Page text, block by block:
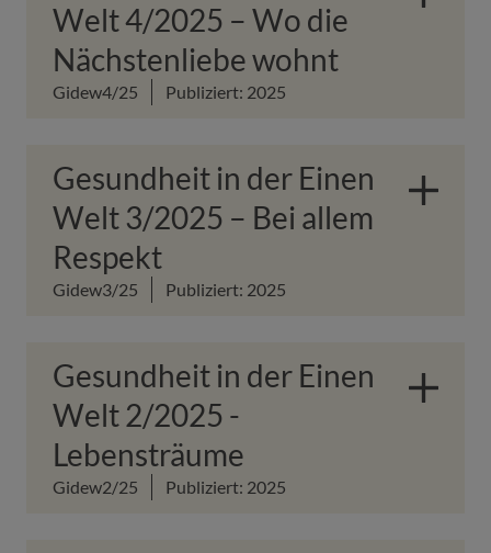
Welt 4/2025 – Wo die
Nächstenliebe wohnt
Gidew4/25 Publiziert: 2025
Gesundheit in der Einen
Welt 3/2025 – Bei allem
Respekt
Gidew3/25 Publiziert: 2025
Gesundheit in der Einen
Welt 2/2025 -
Lebensträume
Gidew2/25 Publiziert: 2025